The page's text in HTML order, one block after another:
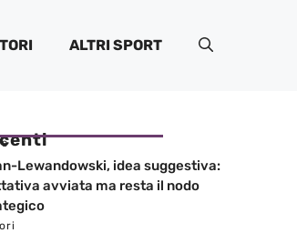
ALTRI SPORT
Lewandowski, idea suggestiva:
avviata ma resta il nodo